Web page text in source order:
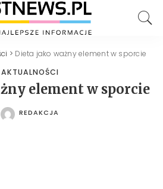
> Dieta jako ważny element w sporcie
AKTUALNOŚCI
element w sporcie
POSTED
REDAKCJA